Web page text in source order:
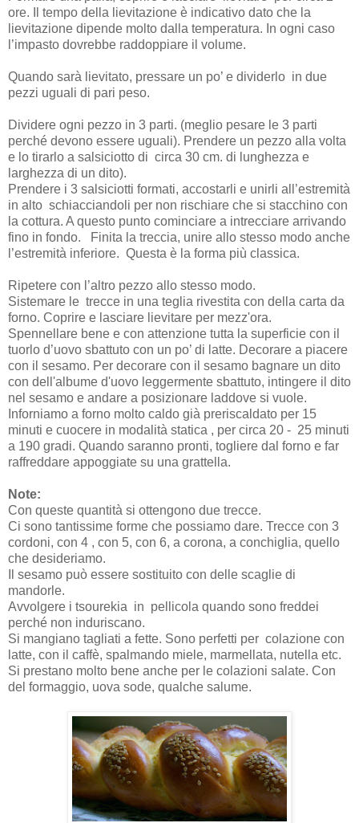
ore. Il tempo della lievitazione è indicativo dato che la
lievitazione dipende molto dalla temperatura. In ogni caso
l’impasto dovrebbe raddoppiare il volume.
Quando sarà lievitato, pressare un po’ e dividerlo in due
pezzi uguali di pari peso.
Dividere ogni pezzo in 3 parti. (meglio pesare le 3 parti
perché devono essere uguali). Prendere un pezzo alla volta
e lo tirarlo a salsiciotto di circa 30 cm. di lunghezza e
larghezza di un dito).
Prendere i 3 salsiciotti formati, accostarli e unirli all’estremità
in alto schiacciandoli per non rischiare che si stacchino con
la cottura. A questo punto cominciare a intrecciare arrivando
fino in fondo. Finita la treccia, unire allo stesso modo anche
l’estremità inferiore. Questa è la forma più classica.
Ripetere con l’altro pezzo allo stesso modo.
Sistemare le trecce in una teglia rivestita con della carta da
forno. Coprire e lasciare lievitare per mezz'ora.
Spennellare bene e con attenzione tutta la superficie con il
tuorlo d’uovo sbattuto con un po’ di latte. Decorare a piacere
con il sesamo. Per decorare con il sesamo bagnare un dito
con dell'albume d'uovo leggermente sbattuto, intingere il dito
nel sesamo e andare a posizionare laddove si vuole.
Inforniamo a forno molto caldo già preriscaldato per 15
minuti e cuocere in modalità statica , per circa 20 - 25 minuti
a 190 gradi. Quando saranno pronti, togliere dal forno e far
raffreddare appoggiate su una grattella.
Note:
Con queste quantità si ottengono due trecce.
Ci sono tantissime forme che possiamo dare. Trecce con 3
cordoni, con 4 , con 5, con 6, a corona, a conchiglia, quello
che desideriamo.
Il sesamo può essere sostituito con delle scaglie di
mandorle.
Avvolgere i tsourekia in pellicola quando sono freddei
perché non induriscano.
Si mangiano tagliati a fette. Sono perfetti per colazione con
latte, con il caffè, spalmando miele, marmellata, nutella etc.
Si prestano molto bene anche per le colazioni salate. Con
del formaggio, uova sode, qualche salume.